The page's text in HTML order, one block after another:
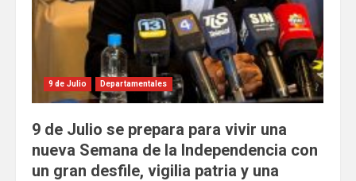
9 de Julio Departamentales
9 de Julio se prepara para vivir una
nueva Semana de la Independencia con
un gran desfile, vigilia patria y una